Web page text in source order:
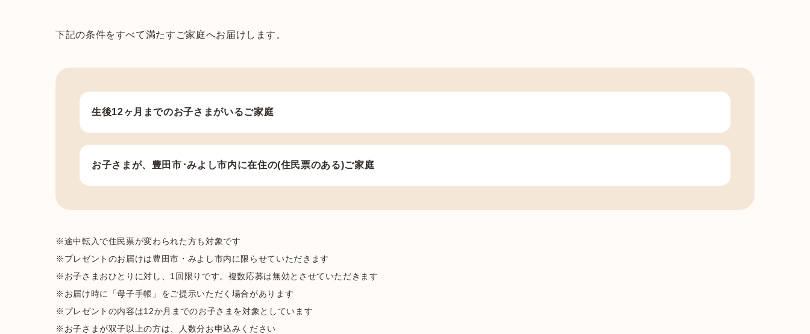
下記の条件をすべて満たすご家庭へお届けします。
生後12ヶ月までのお子さまがいるご家庭
お子さまが、豊田市･みよし市内に在住の(住民票のある)ご家庭
※途中転入で住民票が変わられた方も対象です
※プレゼントのお届けは豊田市・みよし市内に限らせていただきます
※お子さまおひとりに対し、1回限りです。複数応募は無効とさせていただきます
※お届け時に「母子手帳」をご提示いただく場合があります
※プレゼントの内容は12か月までのお子さまを対象としています
※お子さまが双子以上の方は、人数分お申込みください